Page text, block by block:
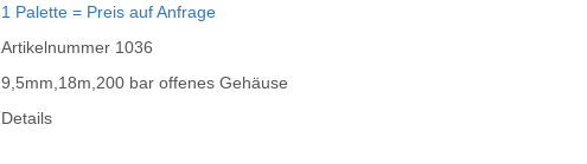
1 Palette = Preis auf Anfrage
Artikelnummer 1036
9,5mm,18m,200 bar offenes Gehäuse
Details